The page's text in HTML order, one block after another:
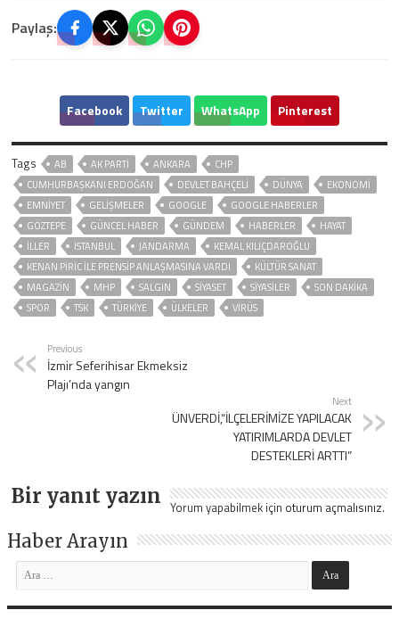
Paylaş:
Facebook Twitter WhatsApp Pinterest
Tags AB AK PARTİ ANKARA
CHP
CUMHURBAŞKANI ERDOĞAN
DEVLET BAHÇELİ DÜNYA
EKONOMİ
EMNİYET
GELIŞMELER GOOGLE
GOOGLE HABERLER
GÖZTEPE
GÜNCEL HABER GÜNDEM HABERLER
HAYAT
İLLER
ISTANBUL JANDARMA
KEMAL KILIÇDAROĞLU
KENAN PIRIC ILE PRENSIP ANLAŞMASINA VARDI
KÜLTÜR SANAT
MAGAZİN
MHP SALGIN SİYASET SİYASİLER
SON DAKIKA
SPOR
TSK TÜRKİYE ÜLKELER VIRÜS
Previous
İzmir Seferihisar Ekmeksiz
Plajı’nda yangın
Next
ÜNVERDİ,“İLÇELERİMİZE YAPILACAK
YATIRIMLARDA DEVLET
DESTEKLERİ ARTTI”
Bir yanıt yazın Yorum yapabilmek için oturum açmalısınız.
Haber Arayın